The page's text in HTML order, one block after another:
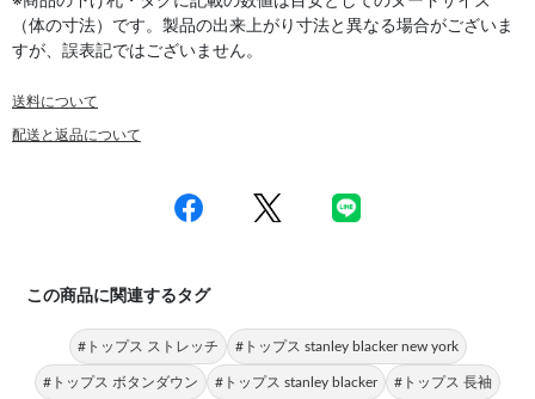
（体の寸法）です。製品の出来上がり寸法と異なる場合がございま
すが、誤表記ではございません。
送料について
配送と返品について
この商品に関連するタグ
#トップス ストレッチ #トップス stanley blacker new york
#トップス ボタンダウン #トップス stanley blacker #トップス 長袖